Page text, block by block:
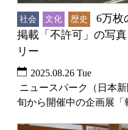
社会 文化 歴史
6万枚
掲載「不許可」の写
リー
2025.08.26 Tue
ニュースパーク（日本
旬から開催中の企画展